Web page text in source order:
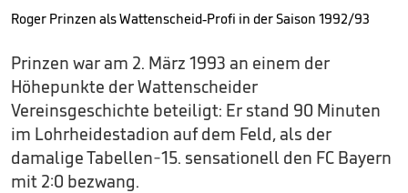
Roger Prinzen als Wattenscheid-Profi in der Saison 1992/93
Prinzen war am 2. März 1993 an einem der
Höhepunkte der Wattenscheider
Vereinsgeschichte beteiligt: Er stand 90 Minuten
im Lohrheidestadion auf dem Feld, als der
damalige Tabellen-15. sensationell den FC Bayern
mit 2:0 bezwang.